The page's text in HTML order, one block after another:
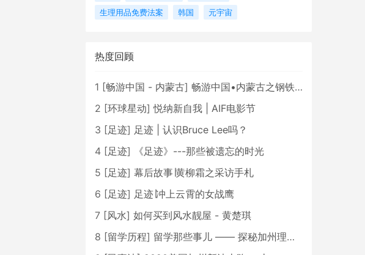
生理用品免费法案
韩国 元宇宙
热度回顾
1 [畅游中国 - 内蒙古] 畅游中国•内蒙古之钢铁骄子，魅力包头
2 [环球星动] 悦纳新自我 | AIF电影节
3 [足迹] 足迹 | 认识Bruce Lee吗？
4 [足迹]
《足迹》---那些被遗忘的时光
5 [足迹] 幕后故事∣黄柳霜之采访手札
6 [足迹] 足迹∣冲上云霄的女战鹰
7 [风水] 如何买到风水靓屋 - 黄楚琪
8 [留学历程] 留学那些事儿 —— 探秘加州理工学院Caltech博士生活 [上集]